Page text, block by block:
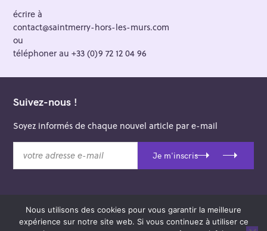
écrire à
contact@saintmerry-hors-les-murs.com
ou
téléphoner au +33 (0)9 72 12 04 96
Suivez-nous !
Soyez informés de chaque nouvel article par e-mail
t
Je m'inscris
© 2026 Saint-Merry Hors-les-Murs.
Nous utilisons des cookies pour vous garantir la meilleure
expérience sur notre site web. Si vous continuez à utiliser ce